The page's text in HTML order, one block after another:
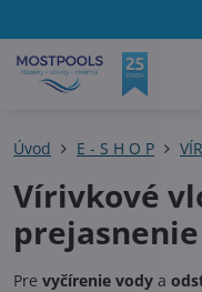
Úvod E - S H O P
Vírivkové
Pre vyčírenie vody a